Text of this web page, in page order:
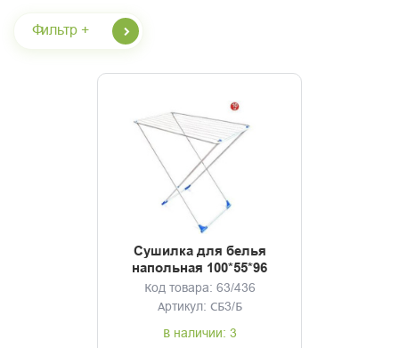
Фильтр +
Сушилка для белья
напольная 100*55*96
белая
Код товара: 63/436
Артикул: СБ3/Б
В наличии: 3